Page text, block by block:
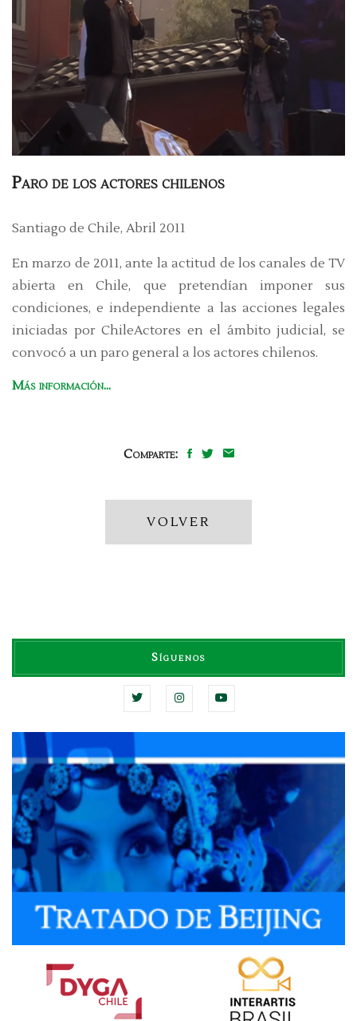
Paro de los actores chilenos
Santiago de Chile, Abril 2011
En marzo de 2011, ante la actitud de los canales de TV
abierta en Chile, que pretendían imponer sus
condiciones, e independiente a las acciones legales
iniciadas por ChileActores en el ámbito judicial, se
convocó a un paro general a los actores chilenos.
Más información...
Comparte:
VOLVER
Síguenos